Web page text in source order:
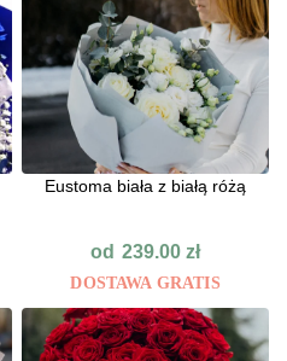
Eustoma biała z białą różą
od 239.00zł
DOSTAWA GRATIS